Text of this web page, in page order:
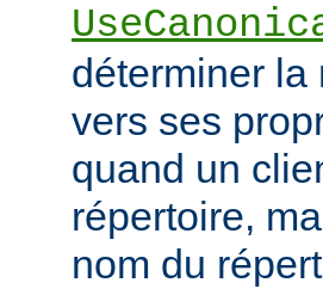
déterminer la
vers ses
quand un
répertoire,
nom du